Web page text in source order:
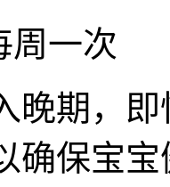
一次
期，即
确保宝